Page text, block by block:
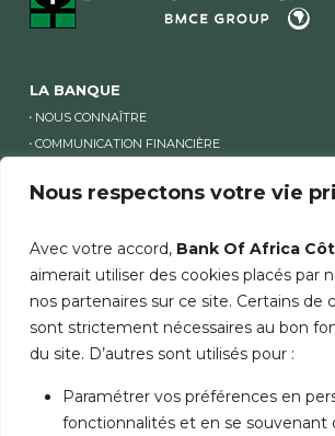
Nous respectons votre vie
Avec votre accord, Bank Of Africa
aimerait utiliser des cookies placés par
nos partenaires sur ce site. Certains de
sont strictement nécessaires au bon
du site. D’autres sont utilisés pour :
Paramétrer vos préférences en
fonctionnalités et en se souvenant
LA BANQUE
NOUS CONNAÎTRE
COMMUNICATION FINANCIÈRE
RECRUTEMENT
LISTE DES COMPTES INACTIFS
NOTRE OFFRE ENTREPRISE
ASSURANCES
PLACEMENTS